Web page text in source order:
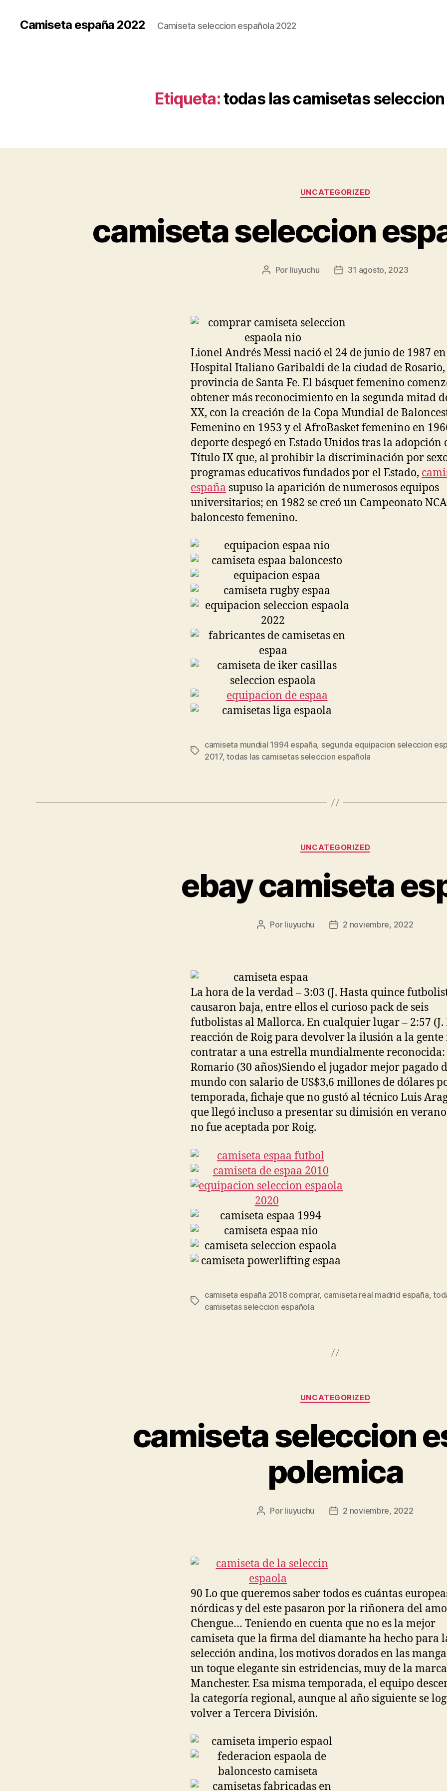
Camiseta españa 2022 Camiseta seleccion española 2022
Etiqueta:todas las camisetas
Categorías
UNCATEGORIZED
camiseta seleccion
Autor
Por liuyuchu
Fecha31 agosto, 2023
Lionel Andrés Messi nació el 24 de junio de 1987
Hospital Italiano Garibaldi de la ciudad de Rosario,
provincia de Santa Fe. El básquet femenino
obtener más reconocimiento en la segunda mitad
XX, con la creación de la Copa Mundial de
Femenino en 1953 y el AfroBasket femenino en
deporte despegó en Estado Unidos tras la adopción
Título IX que, al prohibir la discriminación por
programas educativos fundados por el Estado,
españa supuso la aparición de numerosos equipos
universitarios; en 1982 se creó un Campeonato
baloncesto femenino.
Etiquetas
camiseta mundial 1994 españa, segunda equipacion seleccion
2017,todas las camisetas seleccion española
Categorías
UNCATEGORIZED
ebay camiseta
Autor
Por liuyuchu
Fecha2 noviembre, 2022
La hora de la verdad – 3:03 (J. Hasta quince
causaron baja, entre ellos el curioso pack de seis
futbolistas al Mallorca. En cualquier lugar – 2:57 (J.
reacción de Roig para devolver la ilusión a la gente
contratar a una estrella mundialmente reconocida:
Romario (30 años)Siendo el jugador mejor pagado
mundo con salario de US$3,6 millones de dólares
temporada, fichaje que no gustó al técnico Luis
que llegó incluso a presentar su dimisión en
no fue aceptada por Roig.
Etiquetas
camiseta españa 2018 comprar, camiseta real madrid españa,
camisetas seleccion española
Categorías
UNCATEGORIZED
camiseta seleccion
polemica
Autor
Por liuyuchu
Fecha2 noviembre, 2022
90 Lo que queremos saber todos es cuántas
nórdicas y del este pasaron por la riñonera del
Chengue… Teniendo en cuenta que no es la mejor
camiseta que la firma del diamante ha hecho para
selección andina, los motivos dorados en las
un toque elegante sin estridencias, muy de la
Manchester. Esa misma temporada, el equipo
la categoría regional, aunque al año siguiente se
volver a Tercera División.